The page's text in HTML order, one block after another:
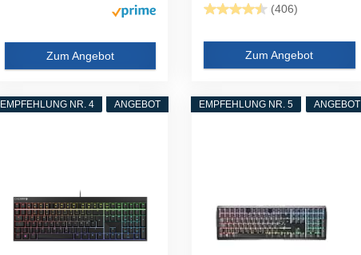
Zum Angebot
(406)
Zum Angebot
ANGEBOT
EMPFEHLUNG NR. 4 ANGEBOT
EMPFEHLUNG NR. 5